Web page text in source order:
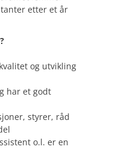
etter et år
og utvikling
har et godt
styrer, råd
o.l. er en